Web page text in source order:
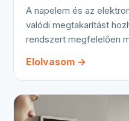
A napelem és az
valódi megtakarítást
rendszert megfelelően
Elolvasom →